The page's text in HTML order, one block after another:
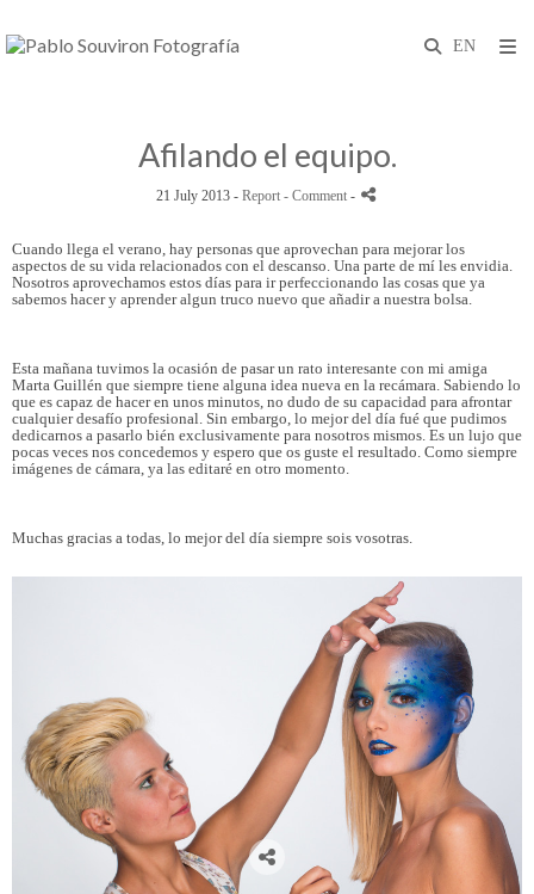
Afilando el equipo.
21 July 2013 - Report - Comment -
Cuando llega el verano, hay personas que aprovechan para mejorar los
aspectos de su vida relacionados con el descanso. Una parte de mí les envidia.
Nosotros aprovechamos estos días para ir perfeccionando las cosas que ya
sabemos hacer y aprender algun truco nuevo que añadir a nuestra bolsa.
Esta mañana tuvimos la ocasión de pasar un rato interesante con mi amiga
Marta Guillén que siempre tiene alguna idea nueva en la recámara. Sabiendo lo
que es capaz de hacer en unos minutos, no dudo de su capacidad para afrontar
cualquier desafío profesional. Sin embargo, lo mejor del día fué que pudimos
dedicarnos a pasarlo bién exclusivamente para nosotros mismos. Es un lujo que
pocas veces nos concedemos y espero que os guste el resultado. Como siempre
imágenes de cámara, ya las editaré en otro momento.
Muchas gracias a todas, lo mejor del día siempre sois vosotras.